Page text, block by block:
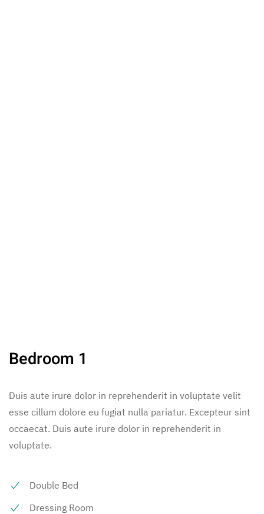
Bedroom 1
Duis aute irure dolor in reprehenderit in voluptate velit
esse cillum dolore eu fugiat nulla pariatur. Excepteur sint
occaecat. Duis aute irure dolor in reprehenderit in
voluptate.
Double Bed
Dressing Room